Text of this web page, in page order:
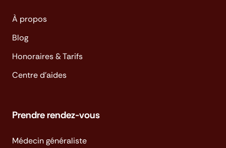
À propos
Blog
Honoraires & Tarifs
Centre d'aides
Prendre rendez-vous
Médecin généraliste